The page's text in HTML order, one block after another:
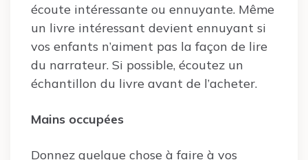
écoute intéressante ou ennuyante. Même
un livre intéressant devient ennuyant si
vos enfants n’aiment pas la façon de lire
du narrateur. Si possible, écoutez un
échantillon du livre avant de l’acheter.
Mains occupées
Donnez quelque chose à faire à vos